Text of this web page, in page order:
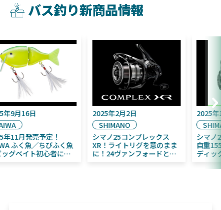
バス釣り新商品情報
2025年9月16日
DAIWA
2025年11月発売予定！
DAIWA ふく魚／ちびふく魚
はビッグベイト初心者にお
2025年2月2日
SHIMANO
シマノ25コンプレックス
XR！ライトリグを意のまま
に！24ヴァンフォードとの